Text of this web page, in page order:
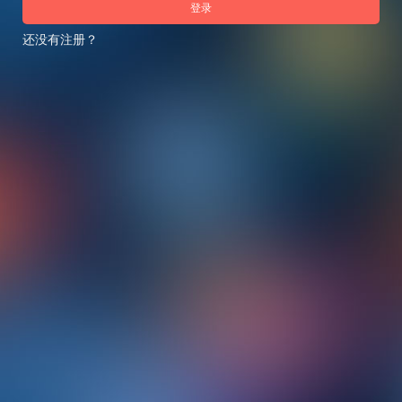
登录
还没有注册？